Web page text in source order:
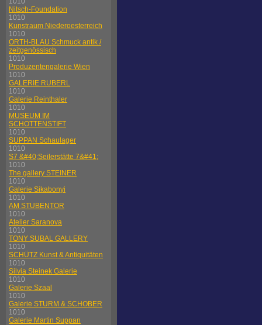
Nitsch-Foundation
1010
Kunstraum Niederoesterreich
1010
ORTH-BLAU Schmuck antik /
zeitgenössisch
1010
Produzentengalerie Wien
1010
GALERIE RUBERL
1010
Galerie Reinthaler
1010
MUSEUM IM
SCHOTTENSTIFT
1010
SUPPAN Schaulager
1010
S7 &#40;Seilerstätte 7&#41;
1010
The gallery STEINER
1010
Galerie Sikabonyi
1010
AM STUBENTOR
1010
Atelier Saranova
1010
TONY SUBAL GALLERY
1010
SCHÜTZ Kunst & Antiquitäten
1010
Silvia Steinek Galerie
1010
Galerie Szaal
1010
Galerie STURM & SCHOBER
1010
Galerie Martin Suppan